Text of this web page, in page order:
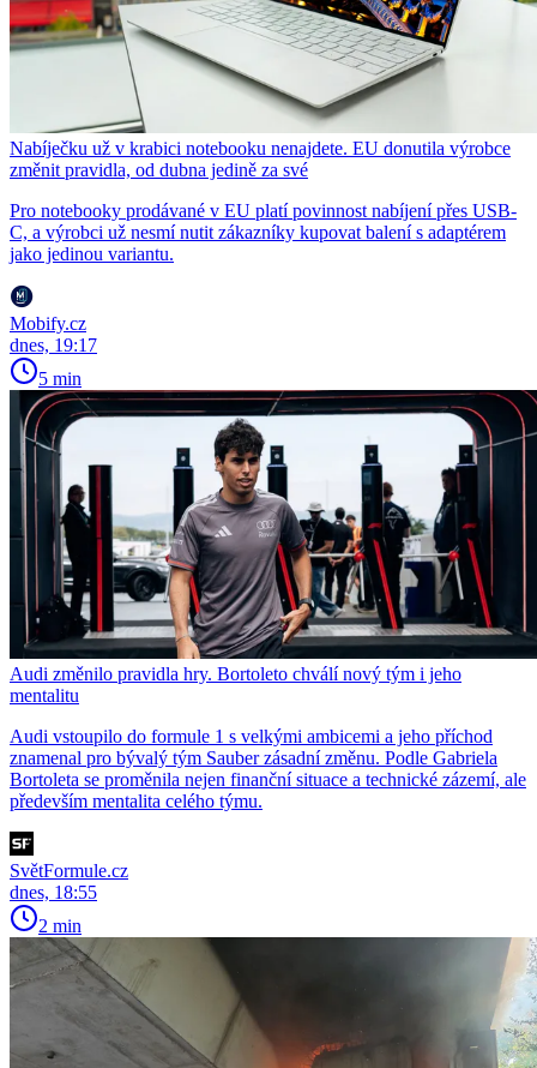
Nabíječku už v krabici notebooku nenajdete. EU donutila výrobce
změnit pravidla, od dubna jedině za své
Pro notebooky prodávané v EU platí povinnost nabíjení přes USB-
C, a výrobci už nesmí nutit zákazníky kupovat balení s adaptérem
jako jedinou variantu.
Mobify.cz
dnes, 19:17
5 min
Audi změnilo pravidla hry. Bortoleto chválí nový tým i jeho
mentalitu
Audi vstoupilo do formule 1 s velkými ambicemi a jeho příchod
znamenal pro bývalý tým Sauber zásadní změnu. Podle Gabriela
Bortoleta se proměnila nejen finanční situace a technické zázemí, ale
především mentalita celého týmu.
SvětFormule.cz
dnes, 18:55
2 min